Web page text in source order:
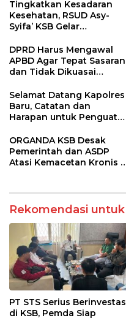
Regulasi
Tingkatkan Kesadaran
Kesehatan, RSUD Asy-
Syifa’ KSB Gelar
Melitus pada Lansia
DPRD Harus Mengawal
APBD Agar Tepat Sasaran
dan Tidak Dikuasai
Tertentu
Selamat Datang Kapolres
Baru, Catatan dan
Harapan untuk Penguatan
ORGANDA KSB Desak
Pemerintah dan ASDP
Atasi Kemacetan Kronis
Rekomendasi
PT STS Serius
di KSB, Pemda Siap